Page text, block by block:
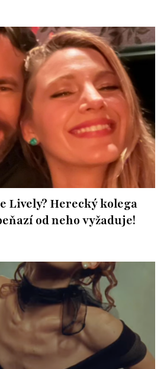
Lively? Herecký kolega
od neho vyžaduje!